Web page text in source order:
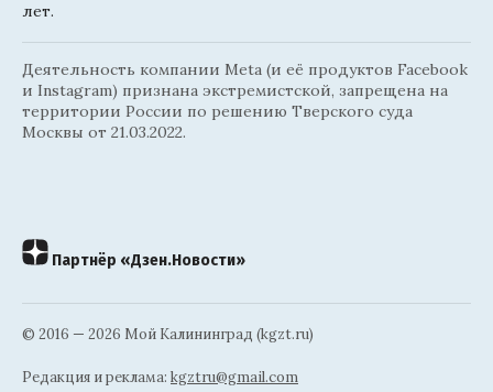
лет.
Деятельность компании Meta (и её продуктов Facebook
и Instagram) признана экстремистской, запрещена на
территории России по решению Тверского суда
Москвы от 21.03.2022.
Партнёр «Дзен.Новости»
© 2016 — 2026 Мой Калининград (kgzt.ru)
Редакция и реклама: kgztru@gmail.com